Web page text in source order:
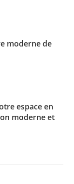
moderne de
espace en
moderne et